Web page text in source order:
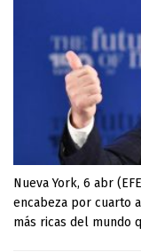
Nueva York, 6 abr
encabeza por cuarto
más ricas del mundo